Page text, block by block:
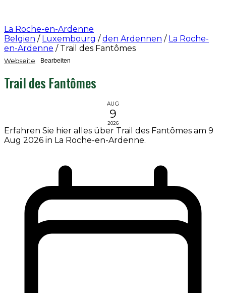
La Roche-en-Ardenne
Belgien / Luxembourg / den Ardennen / La Roche-
en-Ardenne / Trail des Fantômes
Webseite Bearbeiten
Trail des Fantômes
AUG
9
2026
Erfahren Sie hier alles über Trail des Fantômes am 9
Aug 2026 in La Roche-en-Ardenne.